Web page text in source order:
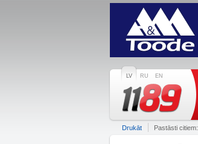
LV RU EN
Drukāt Pastāsti citiem: